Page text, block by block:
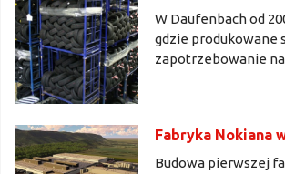
W Daufenbach od
gdzie produkowane
zapotrzebowanie
Fabryka Nokiana
Budowa pierwszej